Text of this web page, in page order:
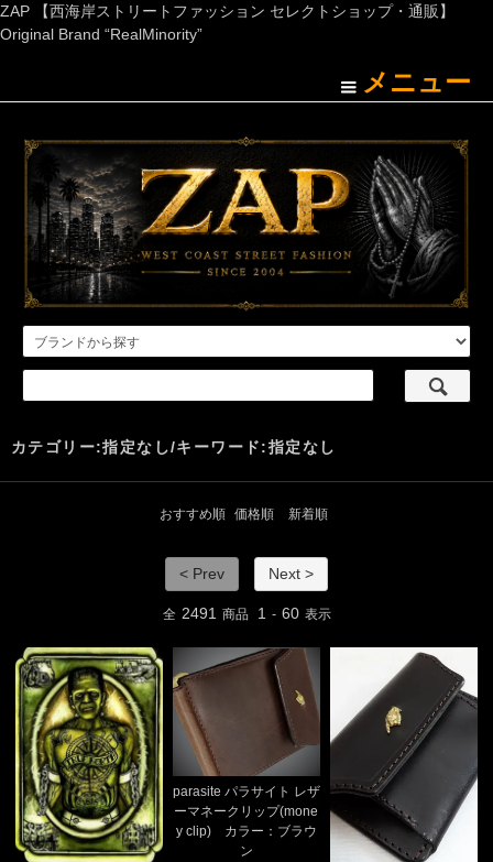
ZAP 【西海岸ストリートファッション セレクトショップ・通販】
Original Brand “RealMinority”
メニュー
カテゴリー:指定なし/キーワード:指定なし
おすすめ順 価格順 新着順
< Prev Next >
全 2491 商品 1 - 60 表示
parasite パラサイト レザ
ーマネークリップ(mone
y clip) カラー：ブラウ
ン